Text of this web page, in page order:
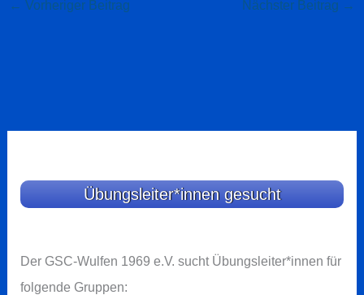
← Vorheriger Beitrag Nächster Beitrag →
Übungsleiter*innen gesucht
Der GSC-Wulfen 1969 e.V. sucht Übungsleiter*innen für
folgende Gruppen: